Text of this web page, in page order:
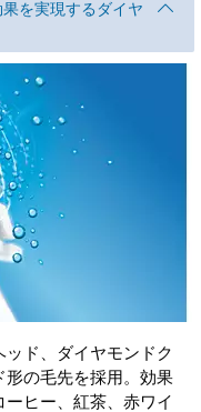
を実現するダイヤ
ド、ダイヤモンドク
形の毛先を採用。効果
ヒー、紅茶、赤ワイ